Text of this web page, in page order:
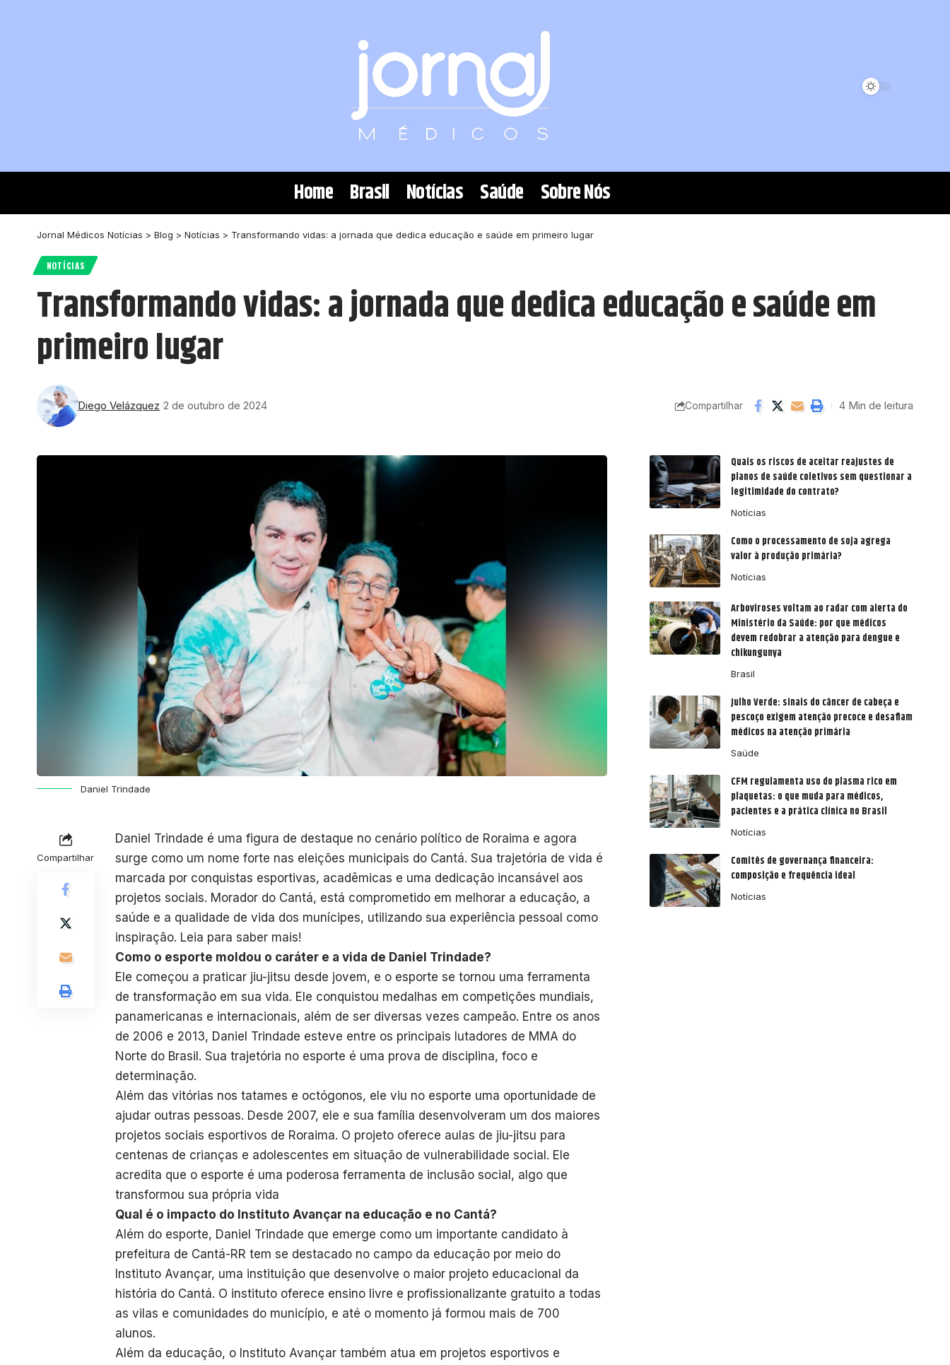
Home Brasil Notícias Saúde Sobre Nós
Jornal Médicos Notícias > Blog > Notícias > Transformando vidas: a jornada que dedica educação e saúde em primeiro lugar
NOTÍCIAS
Transformando vidas: a jornada que dedica educação e saúde em
primeiro lugar
Diego Velázquez 2 de outubro de 2024 Compartilhar 4 Min de leitura
Daniel Trindade
Compartilhar
Daniel Trindade é uma figura de destaque no cenário político de Roraima e agora
surge como um nome forte nas eleições municipais do Cantá. Sua trajetória de vida é
marcada por conquistas esportivas, acadêmicas e uma dedicação incansável aos
projetos sociais. Morador do Cantá, está comprometido em melhorar a educação, a
saúde e a qualidade de vida dos munícipes, utilizando sua experiência pessoal como
inspiração. Leia para saber mais!
Como o esporte moldou o caráter e a vida de Daniel Trindade?
Ele começou a praticar jiu-jitsu desde jovem, e o esporte se tornou uma ferramenta
de transformação em sua vida. Ele conquistou medalhas em competições mundiais,
panamericanas e internacionais, além de ser diversas vezes campeão. Entre os anos
de 2006 e 2013, Daniel Trindade esteve entre os principais lutadores de MMA do
Norte do Brasil. Sua trajetória no esporte é uma prova de disciplina, foco e
determinação.
Além das vitórias nos tatames e octógonos, ele viu no esporte uma oportunidade de
ajudar outras pessoas. Desde 2007, ele e sua família desenvolveram um dos maiores
projetos sociais esportivos de Roraima. O projeto oferece aulas de jiu-jitsu para
centenas de crianças e adolescentes em situação de vulnerabilidade social. Ele
acredita que o esporte é uma poderosa ferramenta de inclusão social, algo que
transformou sua própria vida
Qual é o impacto do Instituto Avançar na educação e no Cantá?
Além do esporte, Daniel Trindade que emerge como um importante candidato à
prefeitura de Cantá-RR tem se destacado no campo da educação por meio do
Instituto Avançar, uma instituição que desenvolve o maior projeto educacional da
história do Cantá. O instituto oferece ensino livre e profissionalizante gratuito a todas
as vilas e comunidades do município, e até o momento já formou mais de 700
alunos.
Além da educação, o Instituto Avançar também atua em projetos esportivos e
Quais os riscos de aceitar reajustes de
planos de saúde coletivos sem questionar a
legitimidade do contrato?
Notícias
Como o processamento de soja agrega
valor à produção primária?
Notícias
Arboviroses voltam ao radar com alerta do
Ministério da Saúde: por que médicos
devem redobrar a atenção para dengue e
chikungunya
Brasil
Julho Verde: sinais do câncer de cabeça e
pescoço exigem atenção precoce e desafiam
médicos na atenção primária
Saúde
CFM regulamenta uso do plasma rico em
plaquetas: o que muda para médicos,
pacientes e a prática clínica no Brasil
Notícias
Comitês de governança financeira:
composição e frequência ideal
Notícias